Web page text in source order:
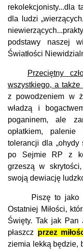
rekolekcjonisty...dla
dla ludzi
podstawy naszej
Światłości
Przeciętny
wszystkiego, a
z powodzeniem w
władzą i
poganinem, ale
opłatkiem,
tolerancji dla „ohydy
po Sejmie RP z
grzeszą w
swoją dewiację
Piszę to jako
Ostatniej Miłości,
Święty. Tak jak Pan
płaszcz przez
ziemia lekką będzie,